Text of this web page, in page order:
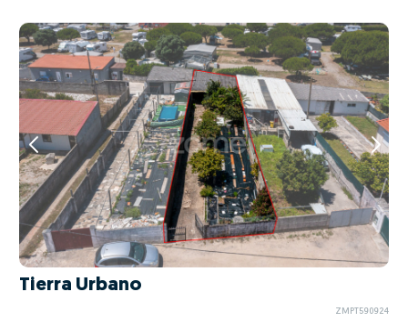
Tierra Urbano
ZMPT590924